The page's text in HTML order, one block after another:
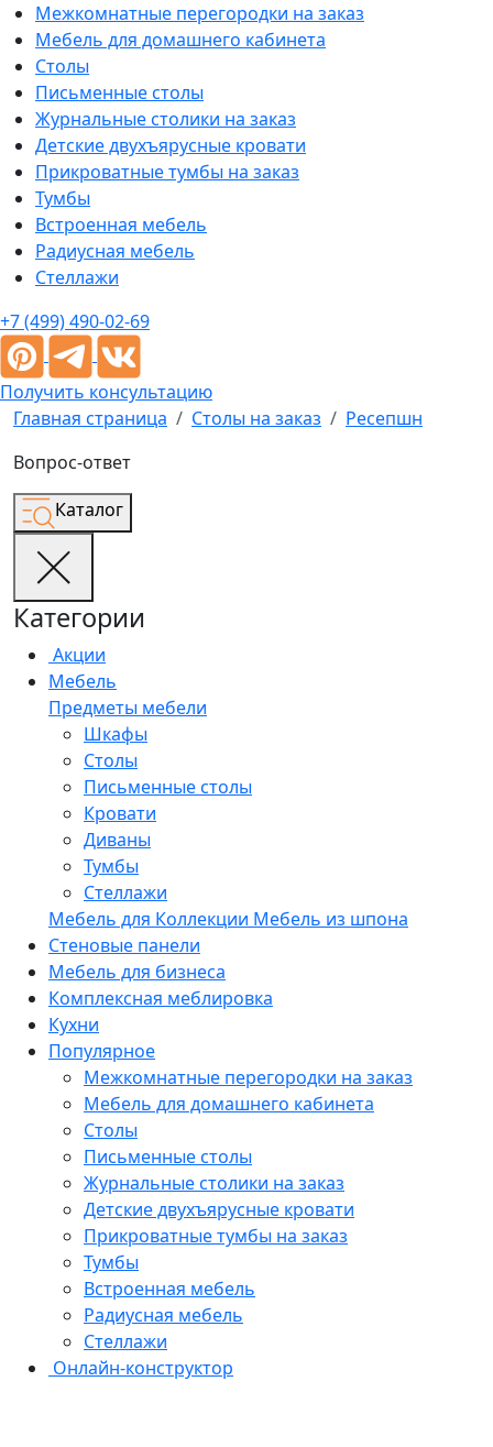
Межкомнатные перегородки на заказ
Мебель для домашнего кабинета
Столы
Письменные столы
Журнальные столики на заказ
Детские двухъярусные кровати
Прикроватные тумбы на заказ
Тумбы
Встроенная мебель
Радиусная мебель
Стеллажи
+7 (499) 490-02-69
Получить консультацию
Главная страница
Столы на заказ
Ресепшн
Вопрос-ответ
Каталог
Категории
Акции
Мебель
Предметы мебели
Шкафы
Столы
Письменные столы
Кровати
Диваны
Тумбы
Стеллажи
Мебель для Коллекции Мебель из шпона
Стеновые панели
Мебель для бизнеса
Комплексная меблировка
Кухни
Популярное
Межкомнатные перегородки на заказ
Мебель для домашнего кабинета
Столы
Письменные столы
Журнальные столики на заказ
Детские двухъярусные кровати
Прикроватные тумбы на заказ
Тумбы
Встроенная мебель
Радиусная мебель
Стеллажи
Онлайн-конструктор